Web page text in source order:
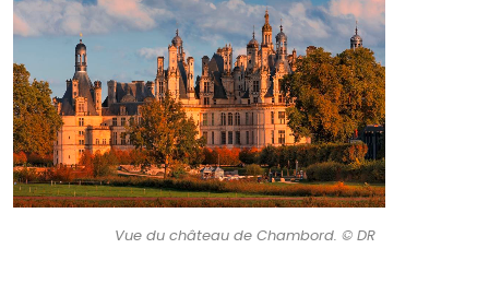
Vue du château de Chambord. © DR